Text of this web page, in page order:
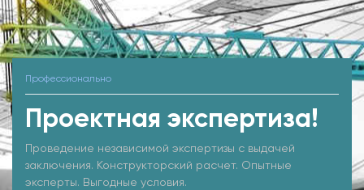
Профессионально
Проектная экспертиза!
Проведение независимой экспертизы с выдачей
заключения. Конструкторский расчет. Опытные
эксперты. Выгодные условия.